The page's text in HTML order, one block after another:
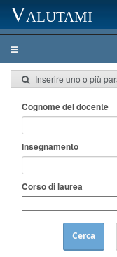
Valutami
Inserire uno o più
Cognome del docente
Insegnamento
Corso di laurea
Cerca